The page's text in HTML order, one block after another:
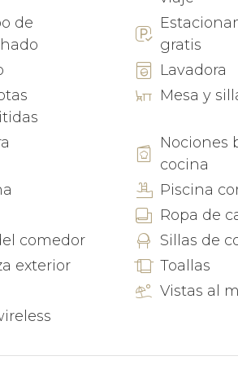
allá de sus paredes. Piérdete en
vida local vibrante. Siente la
invitándote a sumergirte en una
pueblo rebosante de
es un tapiz de momentos y
vida junto al mar. Experimenta la
telón de fondo de unas vacaciones
de
gratis
Lavadora
Mesa y
Nociones
cocina
Piscina
Ropa de
comedor
Sillas de
exterior
Toallas
Vistas al